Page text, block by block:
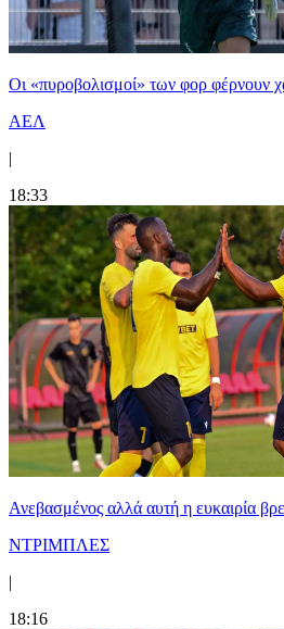
Οι «πυροβολισμοί» των φορ φέρνουν
ΑΕΛ
|
18:33
Ανεβασμένος αλλά αυτή η ευκαιρία
ΝΤΡΙΜΠΛΕΣ
|
18:16